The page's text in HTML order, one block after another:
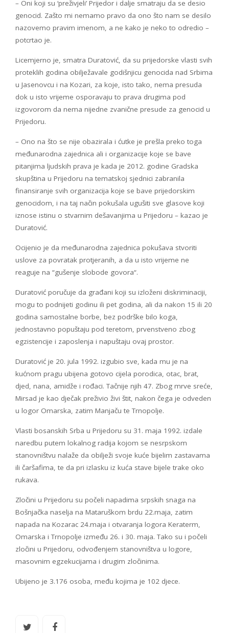
– Oni koji su ‘preživjeli’ Prijedor i dalje smatraju da se desio
genocid. Zašto mi nemamo pravo da ono što nam se desilo
nazovemo pravim imenom, a ne kako je neko to odredio –
potcrtao je.
Licemjerno je, smatra Duratović, da su prijedorske vlasti svih
proteklih godina obilježavale godišnjicu genocida nad Srbima
u Jasenovcu i na Kozari, za koje, isto tako, nema presuda
dok u isto vrijeme osporavaju to prava drugima pod
izgovorom da nema nijedne zvanične presude za genocid u
Prijedoru.
– Ono na što se nije obazirala i ćutke je prešla preko toga
međunarodna zajednica ali i organizacije koje se bave
pitanjima ljudskih prava je kada je 2012. godine Gradska
skupština u Prijedoru na tematskoj sjednici zabranila
finansiranje svih organizacija koje se bave prijedorskim
genocidom, i na taj način pokušala ugušiti sve glasove koji
iznose istinu o stvarnim dešavanjima u Prijedoru – kazao je
Duratović.
Ocijenio je da međunarodna zajednica pokušava stvoriti
uslove za povratak protjeranih, a da u isto vrijeme ne
reaguje na “gušenje slobode govora“.
Duratović poručuje da građani koji su izloženi diskriminaciji,
mogu to podnijeti godinu ili pet godina, ali da nakon 15 ili 20
godina samostalne borbe, bez podrške bilo koga,
jednostavno popuštaju pod teretom, prvenstveno zbog
egzistencije i zaposlenja i napuštaju ovaj prostor.
Duratović je 20. jula 1992. izgubio sve, kada mu je na
kućnom pragu ubijena gotovo cijela porodica, otac, brat,
djed, nana, amidže i rođaci. Tačnije njih 47. Zbog mrve sreće,
Mirsad je kao dječak preživio živi štit, nakon čega je odveden
u logor Omarska, zatim Manjaču te Trnopolje.
Vlasti bosanskih Srba u Prijedoru su 31. maja 1992. izdale
naredbu putem lokalnog radija kojom se nesrpskom
stanovništvu nalaže da obilježi svoje kuće bijelim zastavama
ili čaršafima, te da pri izlasku iz kuća stave bijele trake oko
rukava.
Zločini u Prijedoru su počeli napadima srpskih snaga na
Bošnjačka naselja na Mataruškom brdu 22.maja, zatim
napada na Kozarac 24.maja i otvaranja logora Keraterm,
Omarska i Trnopolje između 26. i 30. maja. Tako su i počeli
zločini u Prijedoru, odvođenjem stanovništva u logore,
masovnim egzekucijama i drugim zločinima.
Ubijeno je 3.176 osoba, među kojima je 102 djece.